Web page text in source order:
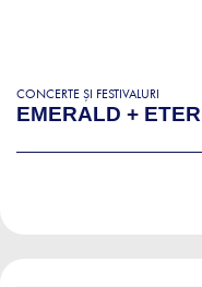
CONCERTE ȘI FESTIVALURI
EMERALD +